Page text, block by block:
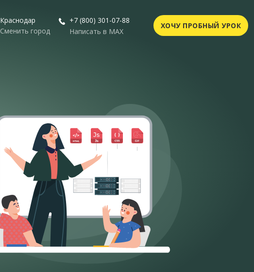
Краснодар
Сменить город
+7 (800) 301-07-88
Написать в MAX
ХОЧУ ПРОБНЫЙ УРОК